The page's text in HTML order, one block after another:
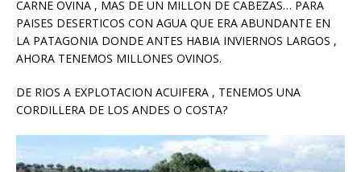
CARNE OVINA , MAS DE UN MILLON DE CABEZAS… PARA
PAISES DESERTICOS CON AGUA QUE ERA ABUNDANTE EN
LA PATAGONIA DONDE ANTES HABIA INVIERNOS LARGOS ,
AHORA TENEMOS MILLONES OVINOS.
DE RIOS A EXPLOTACION ACUIFERA , TENEMOS UNA
CORDILLERA DE LOS ANDES O COSTA?